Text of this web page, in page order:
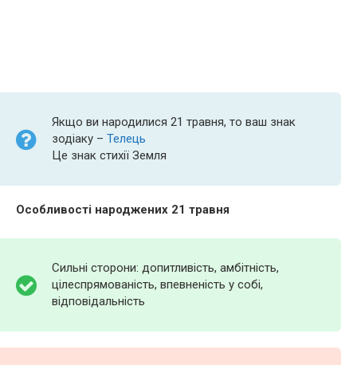
Якщо ви народилися 21 травня, то ваш знак
зодіаку – Телець
Це знак стихії Земля
Особливості народжених 21 травня
Сильні сторони: допитливість, амбітність,
цілеспрямованість, впевненість у собі,
відповідальність